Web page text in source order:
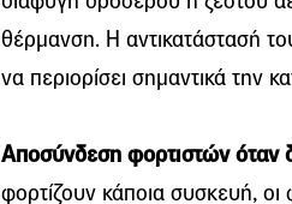
θέρμανση. Η αντικατάστασή
να περιορίσει σημαντικά την
Αποσύνδεση φορτιστών όταν
φορτίζουν κάποια συσκευή,